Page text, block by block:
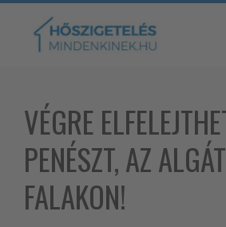
Skip
content
VÉGRE
PENÉSZT, AZ
FALAKON!